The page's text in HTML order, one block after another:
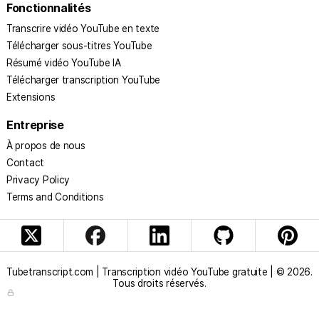
Fonctionnalités
Transcrire vidéo YouTube en texte
Télécharger sous-titres YouTube
Résumé vidéo YouTube IA
Télécharger transcription YouTube
Extensions
Entreprise
À propos de nous
Contact
Privacy Policy
Terms and Conditions
Tubetranscript.com | Transcription vidéo YouTube gratuite | © 2026.
Tous droits réservés.